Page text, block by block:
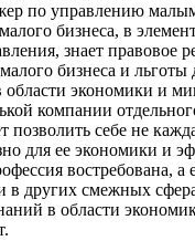
по управлению
бизнеса, в
знает правовое
бизнеса и льготы
области экономики и
компании
себе не
для ее экономики и
востребована, а
в других смежных
в области